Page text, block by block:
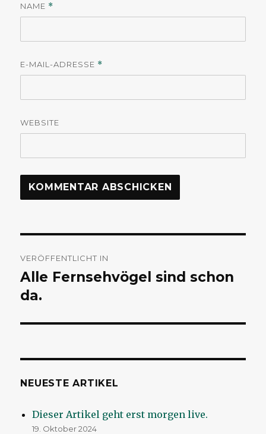
NAME *
E-MAIL-ADRESSE *
WEBSITE
VERÖFFENTLICHT IN
Alle Fernsehvögel sind schon
da.
NEUESTE ARTIKEL
Dieser Artikel geht erst morgen live.
19. Oktober 2024